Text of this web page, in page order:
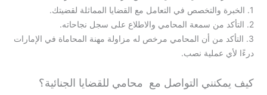
1. الخبرة والتخصص في التعامل مع القضايا المماثلة لقضيتك.
2. التأكد من سمعة المحامي والاطلاع على سجل نجاحاته.
3. التأكد من أن المحامي مرخص له مزاولة مهنة المحاماة في الإمارات
درءًا لأي عملية نصب.
كيف يمكنني التواصل مع محامي للقضايا الجنائية؟